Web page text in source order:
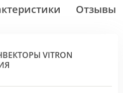
Отзывы
VITRON